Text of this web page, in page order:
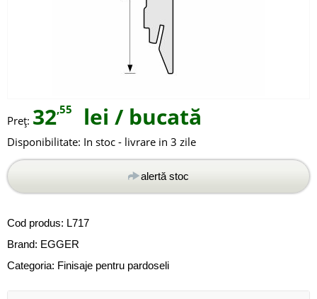
Preţ: 32,55 lei / bucată
Disponibilitate: In stoc - livrare in 3 zile
alertă stoc
Cod produs: L717
Brand: EGGER
Categoria: Finisaje pentru pardoseli